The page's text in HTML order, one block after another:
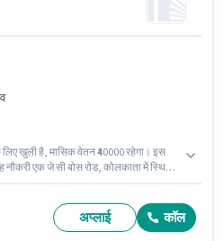
खुली है, मासिक वेतन ₹40000 रहेगा। इस
एक जे सी बोस रोड, कोलकाता में स्थित
अप्लाई कॉल